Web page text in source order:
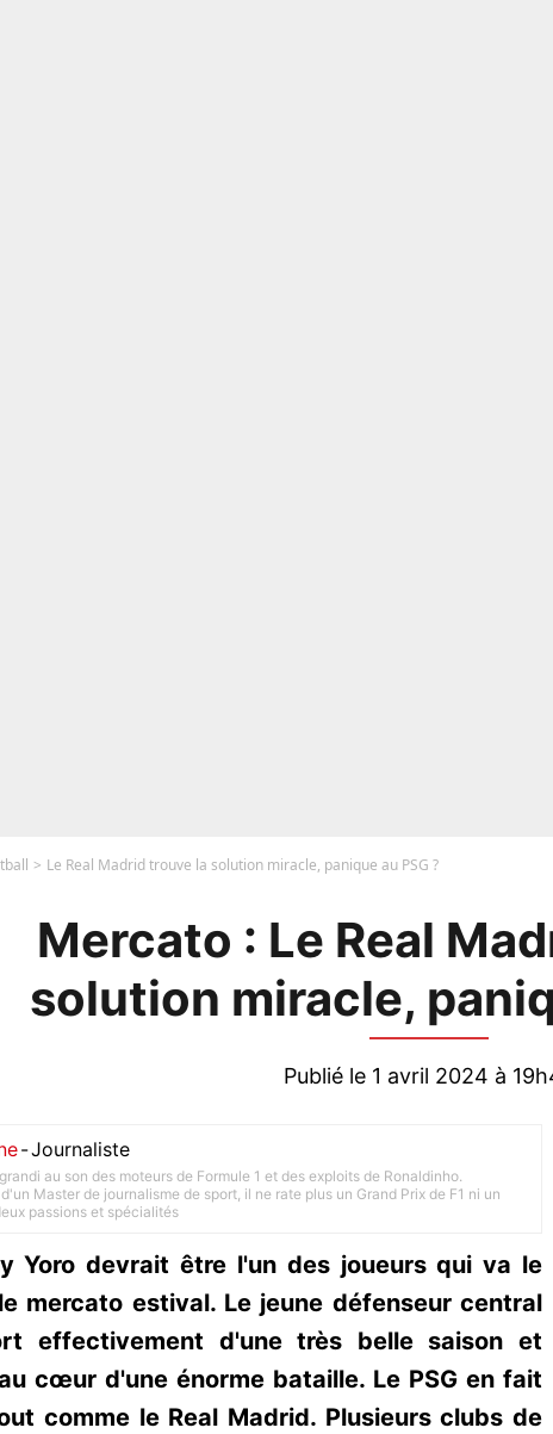
Le Real Madrid trouve la solution miracle, panique au PSG ?
Mercato : Le Real
solution miracle,
Publié le 1 avril 2024 à
-Journaliste
au son des moteurs de Formule 1 et des exploits de Ronaldinho.
Master de journalisme de sport, il ne rate plus un Grand Prix de F1 ni un
passions et spécialités
Yoro devrait être l'un des joueurs qui va le
mercato estival. Le jeune défenseur central
effectivement d'une très belle saison et
cœur d'une énorme bataille. Le PSG en fait
comme le Real Madrid. Plusieurs clubs de